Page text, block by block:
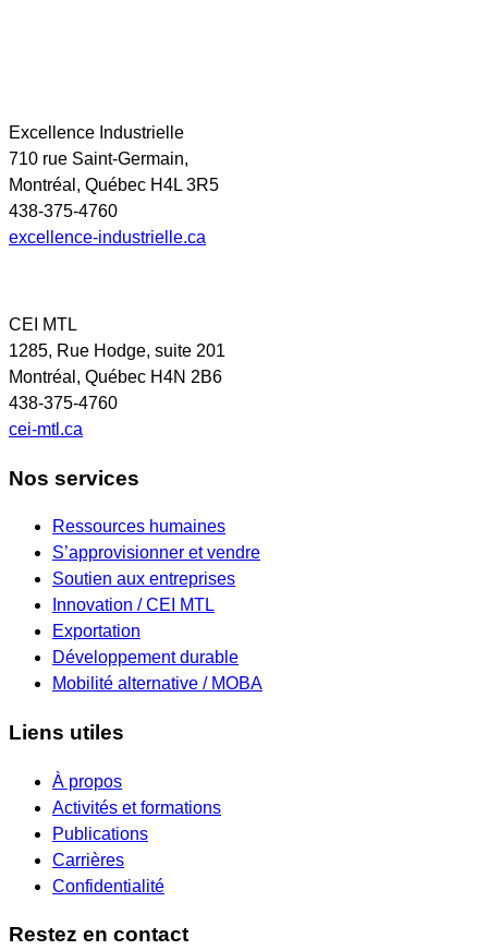
Excellence Industrielle
710 rue Saint-Germain,
Montréal, Québec H4L 3R5
438-375-4760
excellence-industrielle.ca
CEI MTL
1285, Rue Hodge, suite 201
Montréal, Québec H4N 2B6
438-375-4760
cei-mtl.ca
Nos services
Ressources humaines
S’approvisionner et vendre
Soutien aux entreprises
Innovation / CEI MTL
Exportation
Développement durable
Mobilité alternative / MOBA
Liens utiles
À propos
Activités et formations
Publications
Carrières
Confidentialité
Restez en contact